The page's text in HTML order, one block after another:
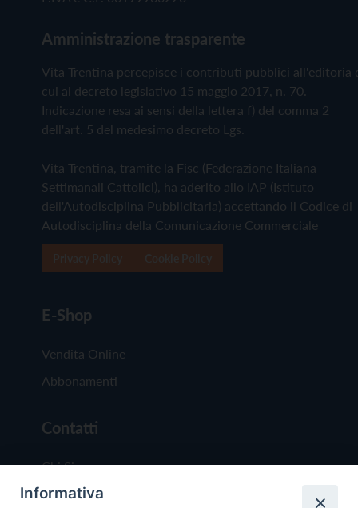
Amministrazione trasparente
Vita Trentina percepisce i contributi pubblici all'editoria
cui al decreto legislativo 15 maggio 2017, n. 70.
Indicazione resa ai sensi della lettera f) del comma 2
dell'art. 5 del medesimo decreto Lgs.
Vita Trentina, tramite la Fisc (Federazione Italiana
Settimanali Cattolici), ha aderito allo IAP (Istituto
dell'Autodisciplina Pubblicitaria) accettando il Codice di
Autodisciplina della Comunicazione Commerciale
E-Shop
Vendita Online
Abbonamenti
Contatti
Chi Siamo
Redazione
Informativa